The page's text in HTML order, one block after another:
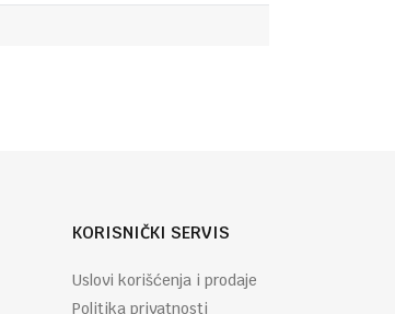
KORISNIČKI SERVIS
Uslovi korišćenja i prodaje
Politika privatnosti